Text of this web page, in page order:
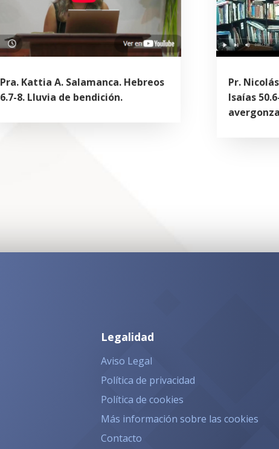
Pra. Kattia A. Salamanca. Hebreos
6.7-8. Lluvia de bendición.
Pr.
Isaías
Legalidad
Aviso Legal
Política de privacidad
Política de cookies
Más información sobre las cookies
Contacto